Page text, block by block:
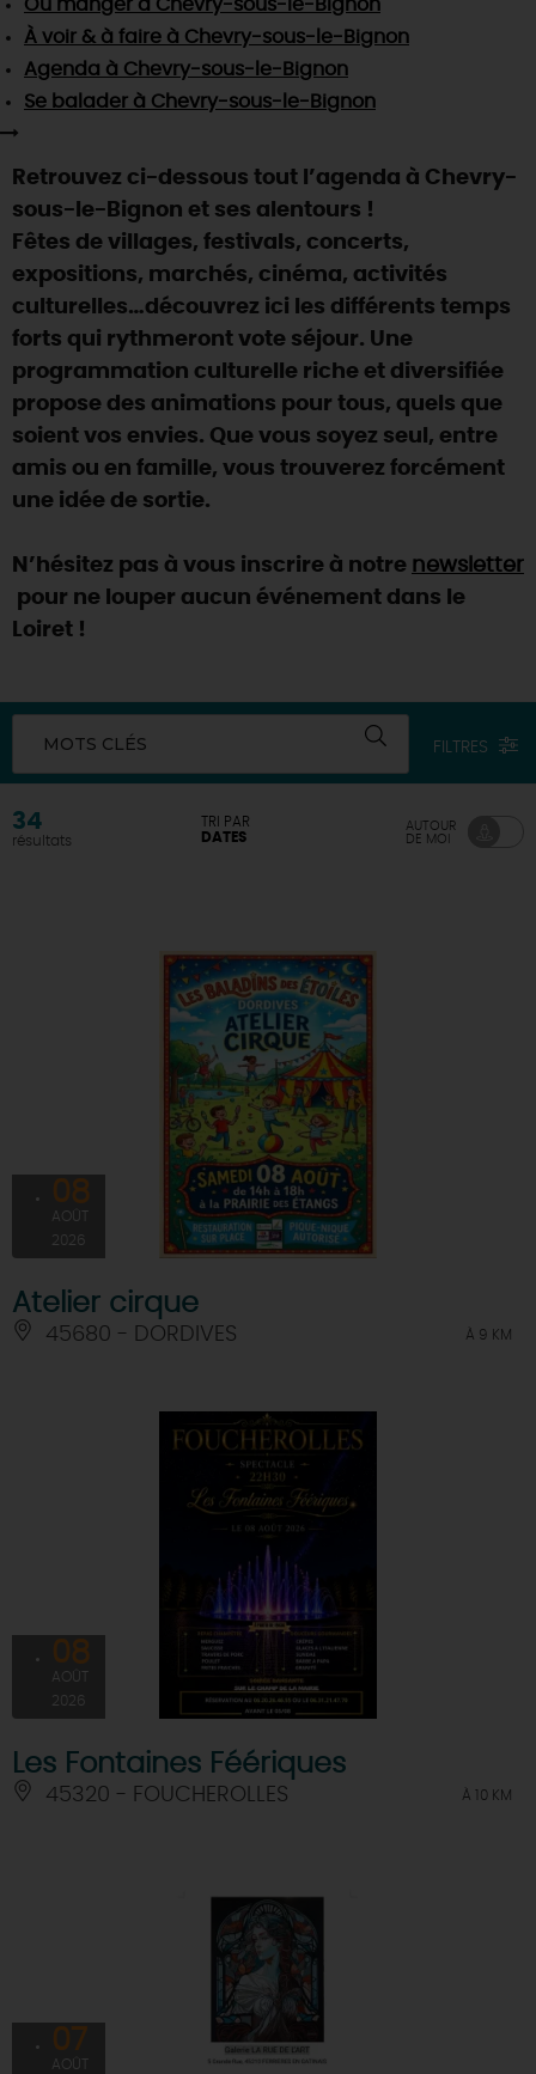
TOUTES LES ACTIVITÉS
Visitesgourmandesetcréatives
Vins etvignobles
Chic,une aire de pique-nique
Par ici lesguinguettes
La Route desMétiers d'Art
TOUT L'ART DE VIVRE
Des vacances auprès des animaux 🐎
(re)Découvrir les coulisses de la Faïencerie de
Gien !
Une saison de festivals 🎉
Rendez-vous de la nature en 2026
Des sorties en famille dans le Loiret !
Programme des animations "Loiret au fil de l'eau"
Où sortir ?
AUJOURD'HUI
DEMAIN
SE REPÉRER,SE DÉPLACER
INFOS & SERVICES
Où manger à Chevry-sous-le-Bignon
À voir & à faire à Chevry-sous-le-Bignon
Agenda à Chevry-sous-le-Bignon
Se balader à Chevry-sous-le-Bignon
Retrouvez ci-dessous tout l’agenda à Chevry-
sous-le-Bignon et ses alentours !
Fêtes de villages, festivals, concerts,
expositions, marchés, cinéma, activités
culturelles…découvrez ici les différents temps
forts qui rythmeront vote séjour. Une
programmation culturelle riche et diversifiée
propose des animations pour tous, quels que
soient vos envies. Que vous soyez seul, entre
amis ou en famille, vous trouverez forcément
une idée de sortie.
N’hésitez pas à vous inscrire à notre newsletter
pour ne louper aucun événement dans le
Loiret !
MOTS CLÉS FILTRES
34
résultats
TRI PAR
DATES
AUTOUR
DE MOI
08
AOÛT
2026
Atelier cirque
45680 - DORDIVES À 9 KM
08
AOÛT
2026
Les Fontaines Féériques
45320 - FOUCHEROLLES À 10 KM
07
AOÛT